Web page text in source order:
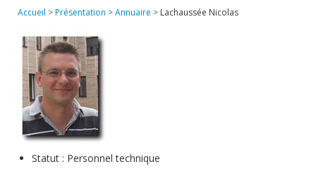
Publications
Soutien technique
Données
Emplois/Stages/Formations
Science pour tou·te·s
Accueil >Présentation >Annuaire > Lachaussée Nicolas
Statut : Personnel technique